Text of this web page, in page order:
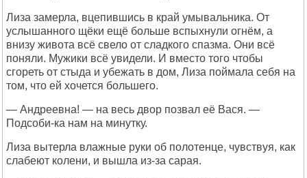
Лиза замерла, вцепившись в край умывальника. От
услышанного щёки ещё больше вспыхнули огнём, а
внизу живота всё свело от сладкого спазма. Они всё
поняли. Мужики всё увидели. И вместо того чтобы
сгореть от стыда и убежать в дом, Лиза поймала себя на
том, что ей хочется большего.
— Андреевна! — на весь двор позвал её Вася. —
Подсоби-ка нам на минутку.
Лиза вытерла влажные руки об полотенце, чувствуя, как
слабеют колени, и вышла из-за сарая.